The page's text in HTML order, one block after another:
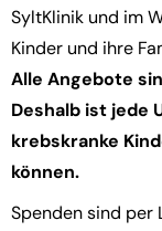
SyltKlinik und im
Kinder und ihre
Alle Angebote
Deshalb ist jede
krebskranke
können.
Spenden sind per